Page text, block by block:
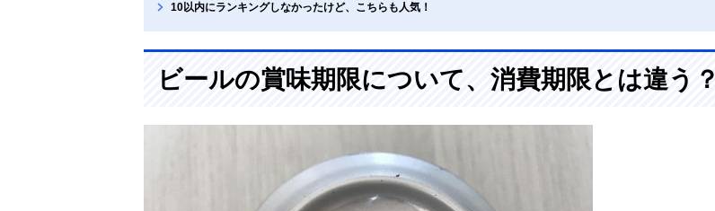
10以内にランキングしなかったけど、こちらも人気！
ビールの賞味期限について、消費期限とは違う？